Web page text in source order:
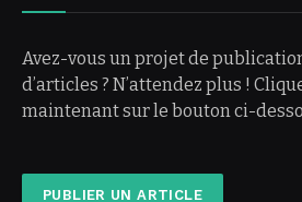
Avez-vous un projet de
d’articles ? N’attendez plus !
maintenant sur le bouton ci-
PUBLIER UN ARTICLE